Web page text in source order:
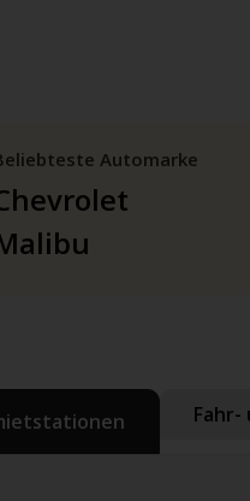
Automarke